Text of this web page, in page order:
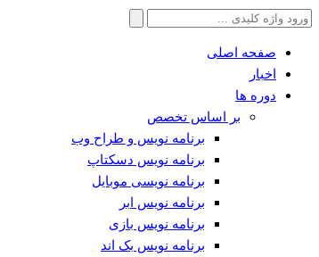
جستجو
صفحه اصلی
اخبار
دوره ها
بر اساس تخصص
برنامه نویس و طراح وب
برنامه نویس دسکتاپ
برنامه نویسی موبایل
برنامه نویس ابر
برنامه نویس بازی
برنامه نویس بک اند